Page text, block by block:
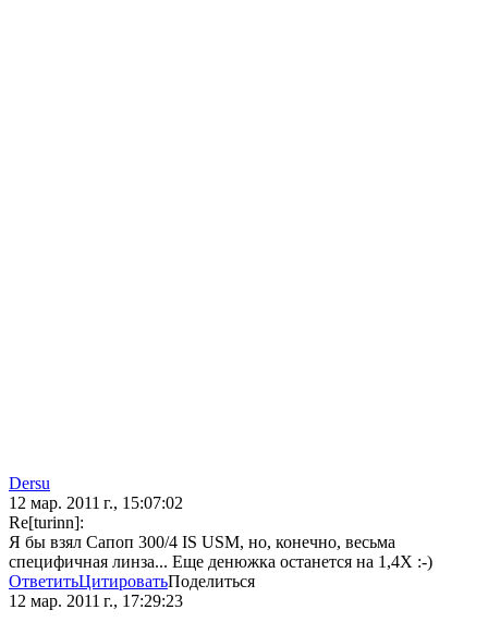
Dersu
12 мар. 2011 г., 15:07:02
Re[turinn]:
Я бы взял Сапоп 300/4 IS USM, но, конечно, весьма
специфичная линза... Еще денюжка останется на 1,4Х :-)
ОтветитьЦитироватьПоделиться
12 мар. 2011 г., 17:29:23